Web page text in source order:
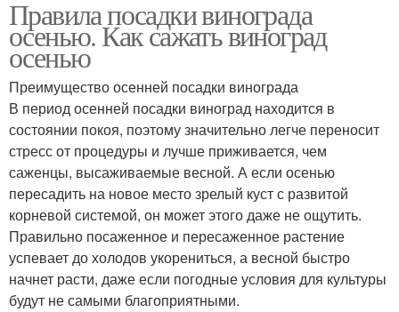
Правила посадки винограда
осенью. Как сажать виноград
осенью
Преимущество осенней посадки винограда
В период осенней посадки виноград находится в
состоянии покоя, поэтому значительно легче переносит
стресс от процедуры и лучше приживается, чем
саженцы, высаживаемые весной. А если осенью
пересадить на новое место зрелый куст с развитой
корневой системой, он может этого даже не ощутить.
Правильно посаженное и пересаженное растение
успевает до холодов укорениться, а весной быстро
начнет расти, даже если погодные условия для культуры
будут не самыми благоприятными.